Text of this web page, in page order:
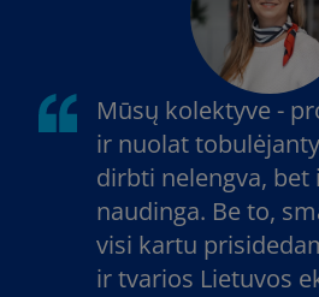
Mūsų kolektyve -
ir nuolat
dirbti nelengva,
naudinga. Be to,
visi kartu
ir tvarios Lietuvos